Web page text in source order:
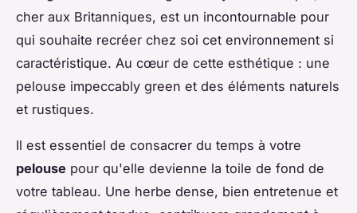
cher aux Britanniques, est un incontournable pour
qui souhaite recréer chez soi cet environnement si
caractéristique. Au cœur de cette esthétique : une
pelouse impeccably green et des éléments naturels
et rustiques.
Il est essentiel de consacrer du temps à votre
pelouse pour qu'elle devienne la toile de fond de
votre tableau. Une herbe dense, bien entretenue et